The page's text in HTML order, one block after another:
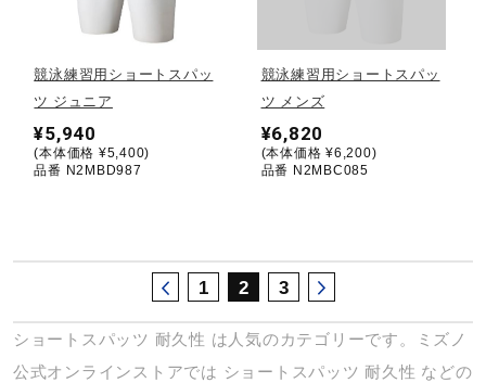
サポート
直営店一覧
競泳練習用ショートスパッ
ツ ジュニア
¥5,940
(本体価格 ¥5,400)
品番 N2MBD987
競泳練習用ショートスパッ
ツ メンズ
¥6,820
(本体価格 ¥6,200)
品番 N2MBC085
1 2 3
ショートスパッツ 耐久性 は人気のカテゴリーです。ミズノ
公式オンラインストアでは ショートスパッツ 耐久性 などの